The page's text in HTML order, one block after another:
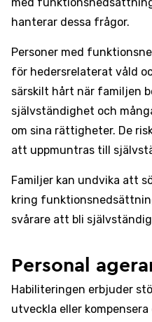
hanterar dessa frågor.
Personer med
för hedersrelaterat våld
särskilt hårt när familjen
självständighet och
om sina rättigheter. De
att uppmuntras till
Familjer kan undvika att
kring
svårare att bli
Personal
Habiliteringen erbjuder
utveckla eller